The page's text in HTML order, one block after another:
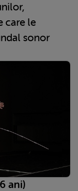
care le
sonor
ani)